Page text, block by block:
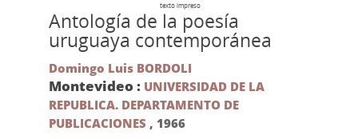
texto impreso
Antología de la poesía
uruguaya contemporánea
Domingo Luis BORDOLI
Montevideo : UNIVERSIDAD DE LA
REPUBLICA. DEPARTAMENTO DE
PUBLICACIONES , 1966